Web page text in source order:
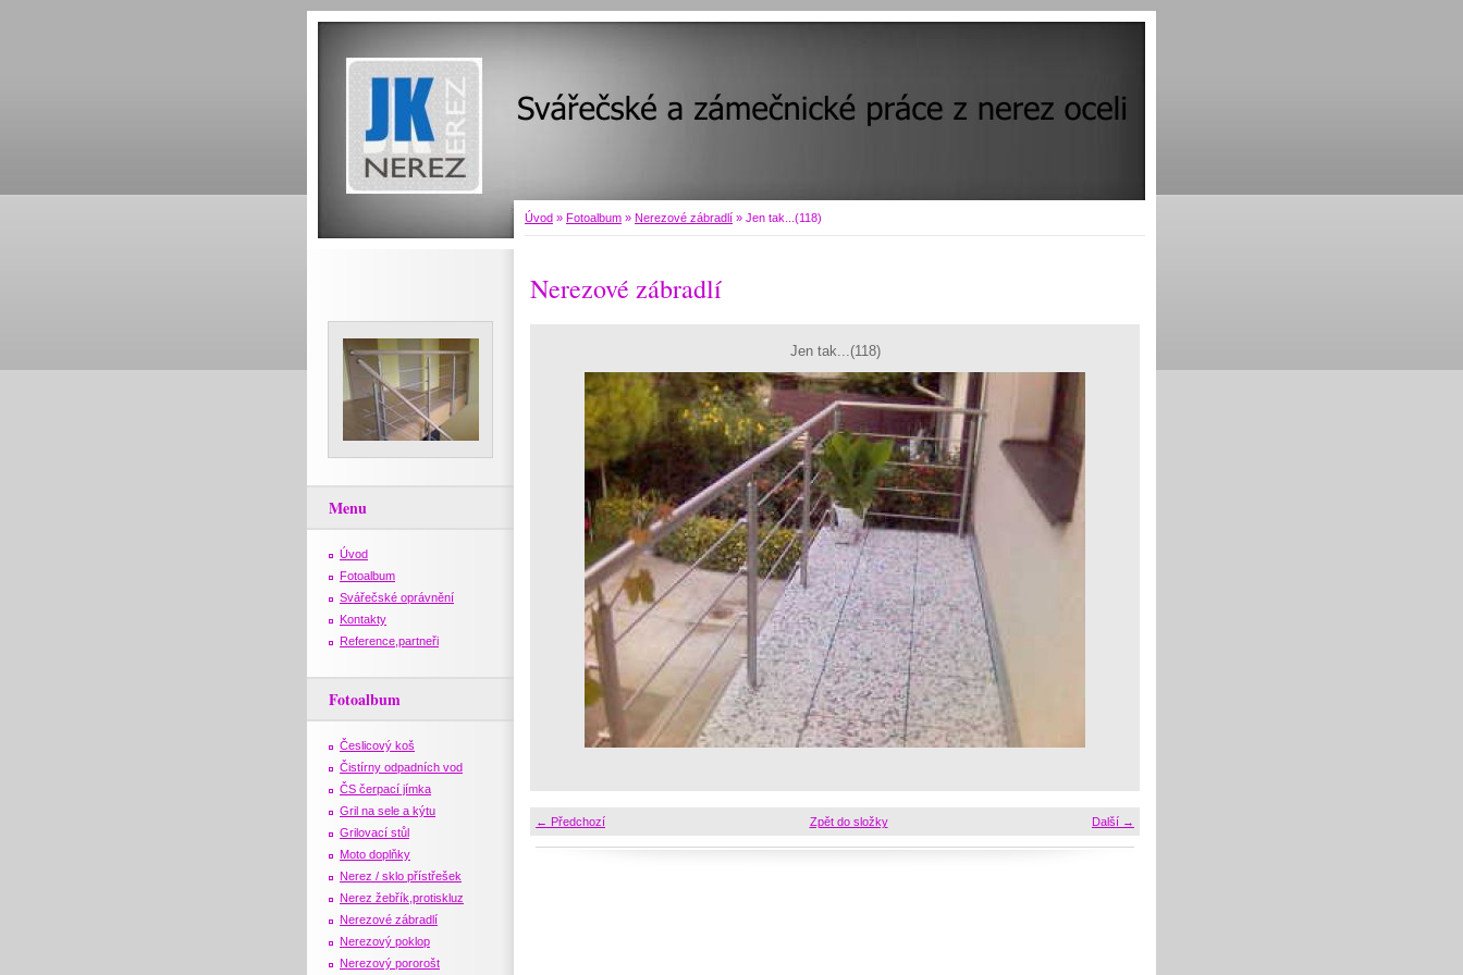
Úvod » Fotoalbum » Nerezové zábradlí » Jen tak...(118)
Nerezové zábradlí
Jen tak...(118)
← Předchozí Další →
Zpět do složky
Menu
Úvod
Fotoalbum
Svářečské oprávnění
Kontakty
Reference,partneři
Fotoalbum
Česlicový koš
Čistírny odpadních vod
ČS čerpací jímka
Gril na sele a kýtu
Grilovací stůl
Moto doplňky
Nerez / sklo přístřešek
Nerez žebřík,protiskluz
Nerezové zábradlí
Nerezový poklop
Nerezový pororošt